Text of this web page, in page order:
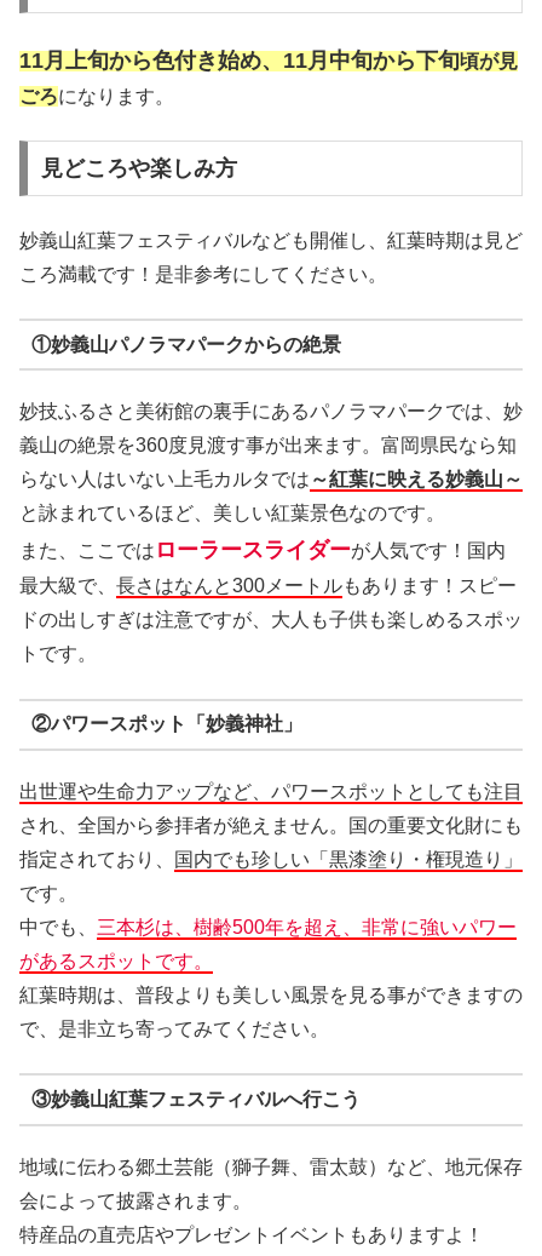
11月上旬から色付き始め、11月中旬から下旬頃が見
ごろになります。
見どころや楽しみ方
妙義山紅葉フェスティバルなども開催し、紅葉時期は見ど
ころ満載です！是非参考にしてください。
①妙義山パノラマパークからの絶景
妙技ふるさと美術館の裏手にあるパノラマパークでは、妙
義山の絶景を360度見渡す事が出来ます。富岡県民なら知
らない人はいない上毛カルタでは ～紅葉に映える妙義山～
と詠まれているほど、美しい紅葉景色なのです。
また、ここでは ローラースライダーが人気です！国内
最大級で、 長さはなんと300メートルもあります！スピー
ドの出しすぎは注意ですが、大人も子供も楽しめるスポッ
トです。
②パワースポット「妙義神社」
出世運や生命力アップなど、パワースポットとしても注目
され、全国から参拝者が絶えません。国の重要文化財にも
指定されており、
国内でも珍しい「黒漆塗り・権現造り」
です。
中でも、 三本杉は、樹齢500年を超え、非常に強いパワー
があるスポットです。
紅葉時期は、普段よりも美しい風景を見る事ができますの
で、是非立ち寄ってみてください。
③妙義山紅葉フェスティバルへ行こう
地域に伝わる郷土芸能（獅子舞、雷太鼓）など、地元保存
会によって披露されます。
特産品の直売店やプレゼントイベントもありますよ！